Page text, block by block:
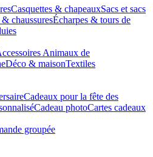
Casquettes & chapeauxSacs et sacs
& chaussuresÉcharpes & tours de
Animaux de
Déco & maisonTextiles
Cadeaux pour la fête des
Cadeau photoCartes cadeaux
groupée